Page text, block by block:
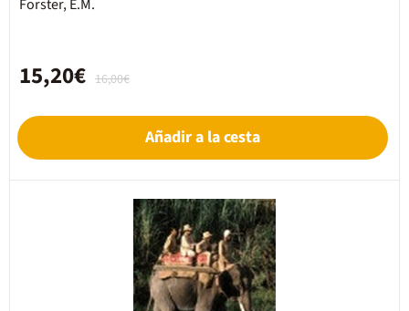
Forster, E.M.
16,00€
15,20€
Añadir a la cesta